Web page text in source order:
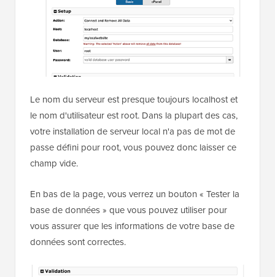
Le nom du serveur est presque toujours localhost et
le nom d'utilisateur est root. Dans la plupart des cas,
votre installation de serveur local n'a pas de mot de
passe défini pour root, vous pouvez donc laisser ce
champ vide.
En bas de la page, vous verrez un bouton « Tester la
base de données » que vous pouvez utiliser pour
vous assurer que les informations de votre base de
données sont correctes.